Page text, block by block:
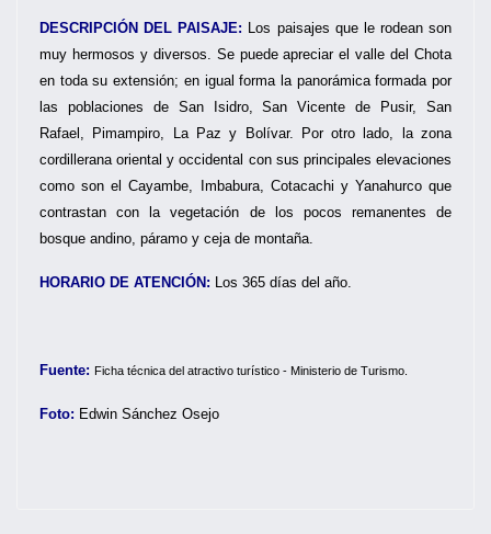
DESCRIPCIÓN DEL PAISAJE: Los paisajes que le rodean son
muy hermosos y diversos. Se puede apreciar el valle del Chota
en toda su extensión; en igual forma la panorámica formada por
las poblaciones de San Isidro, San Vicente de Pusir, San
Rafael, Pimampiro, La Paz y Bolívar. Por otro lado, la zona
cordillerana oriental y occidental con sus principales elevaciones
como son el Cayambe, Imbabura, Cotacachi y Yanahurco que
contrastan con la vegetación de los pocos remanentes de
bosque andino, páramo y ceja de montaña.
HORARIO DE ATENCIÓN: Los 365 días del año.
Fuente: Ficha técnica del atractivo turístico - Ministerio de Turismo.
Foto: Edwin Sánchez Osejo